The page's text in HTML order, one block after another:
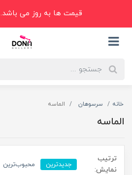
قیمت ها به روز می باشد. 1405/05/14
خانه سرسوهان الماسه
الماسه
ترتیب
نمایش:
جدیدترین محبوب‌ترین